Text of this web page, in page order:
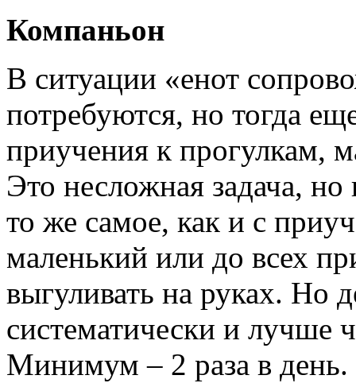
Компаньон
В ситуации «енот
потребуются, но тогда
приучения к прогулкам,
Это несложная задача,
то же самое, как и с
маленький или до всех
выгуливать на руках. Но
систематически и лучше
Минимум – 2 раза в день.